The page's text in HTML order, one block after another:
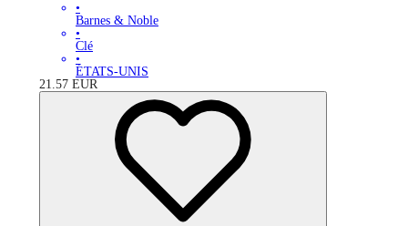
•
Barnes & Noble
•
Clé
•
ÉTATS-UNIS
21.57 EUR